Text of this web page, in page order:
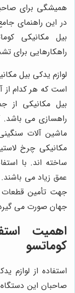
همیشگی برای
در این راهنمای
بیل مکانیکی
راهکارهایی برای
لوازم یدکی بیل
است که هر کدام از
بیل مکانیکی از
راهسازی می باشد.
ماشین آلات
مکانیکی چرخ
ساخته اند. با
عمق زیاد می
جهت تأمین قطعات
جهان صورت می
اهمیت
کوماتسو
استفاده از لوازم
صاحبان این